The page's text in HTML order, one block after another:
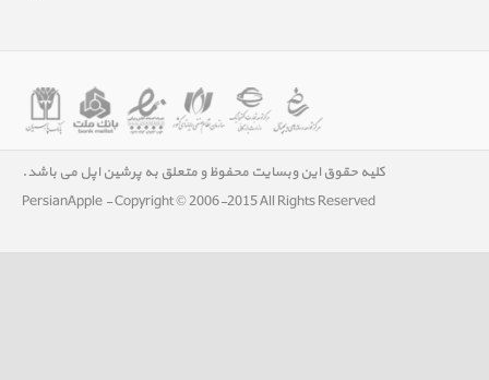
کلیه حقوق این وبسایت محفوظ و متعلق به پرشین اپل می باشد.
PersianApple - Copyright © 2006-2015 All Rights Reserved